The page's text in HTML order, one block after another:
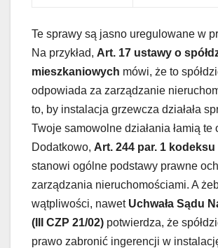
Te sprawy są jasno uregulowane w
Na przykład, Art. 17 ustawy o
mieszkaniowych mówi, że to
odpowiada za zarządzanie
to, by instalacja grzewcza działała
Twoje samowolne działania łamią te
Dodatkowo, Art. 244 par. 1
stanowi ogólne podstawy prawne
zarządzania nieruchomościami. A
wątpliwości, nawet Uchwała Sądu
(III CZP 21/02) potwierdza, że
prawo zabronić ingerencji w